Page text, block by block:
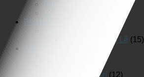
Phụ Kiện Trang Trí
Đèn Chùm Pha Lê (15)
Vách Ốp Trang Trí (12)